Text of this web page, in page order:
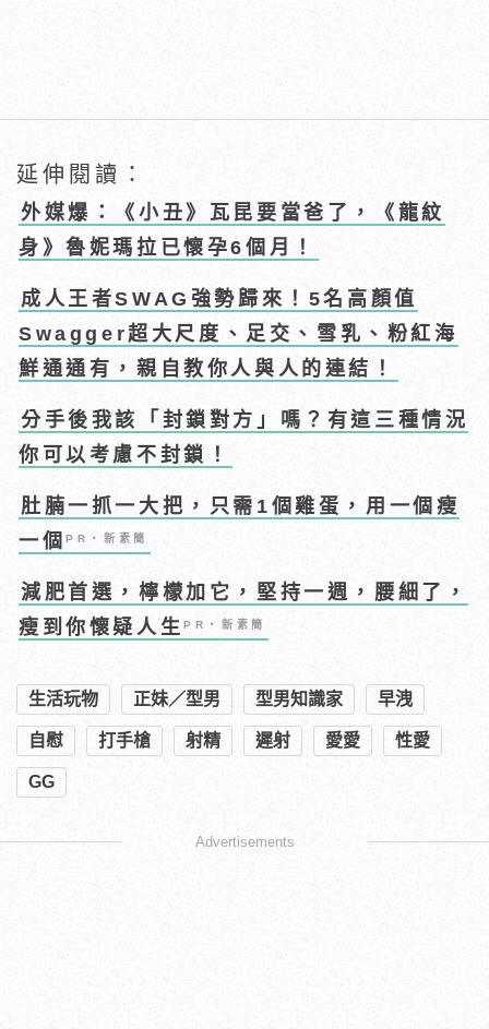
延伸閱讀：
外媒爆：《小丑》瓦昆要當爸了，《龍紋
身》魯妮瑪拉已懷孕6個月！
成人王者SWAG強勢歸來！5名高顏值
Swagger超大尺度、足交、雪乳、粉紅海
鮮通通有，親自教你人與人的連結！
分手後我該「封鎖對方」嗎？有這三種情況
你可以考慮不封鎖！
肚腩一抓一大把，只需1個雞蛋，用一個瘦
一個PR・新素簡
減肥首選，檸檬加它，堅持一週，腰細了，
瘦到你懷疑人生PR・新素簡
生活玩物 正妹／型男 型男知識家 早洩
自慰 打手槍 射精 遲射 愛愛 性愛
GG
Advertisements